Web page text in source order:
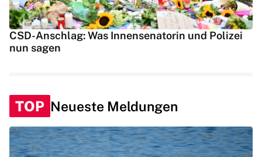
CSD-Anschlag: Was Innensenatorin und Polizei
nun sagen
TOP Neueste Meldungen